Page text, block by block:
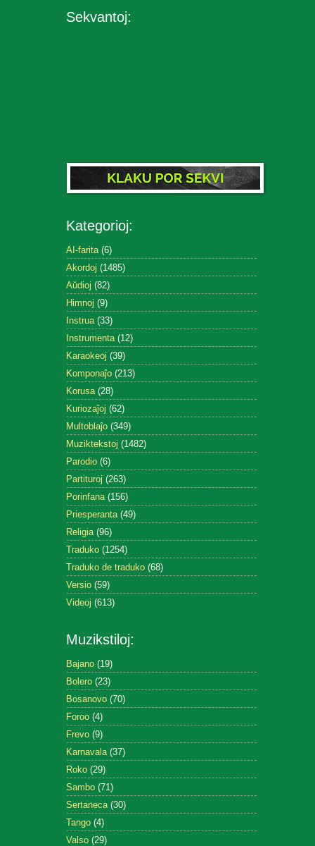
Sekvantoj:
Kategorioj:
AI-farita (6)
Akordoj (1485)
Aŭdioj (82)
Himnoj (9)
Instrua (33)
Instrumenta (12)
Karaokeoj (39)
Komponaĵo (213)
Korusa (28)
Kuriozaĵoj (62)
Multoblaĵo (349)
Muziktekstoj (1482)
Parodio (6)
Partituroj (263)
Porinfana (156)
Priesperanta (49)
Religia (96)
Traduko (1254)
Traduko de traduko (68)
Versio (59)
Videoj (613)
Muzikstiloj:
Bajano (19)
Bolero (23)
Bosanovo (70)
Foroo (4)
Frevo (9)
Karnavala (37)
Roko (29)
Sambo (71)
Sertaneca (30)
Tango (4)
Valso (29)